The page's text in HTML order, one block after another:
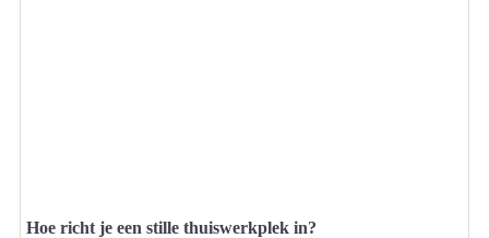
Hoe richt je een stille thuiswerkplek in?